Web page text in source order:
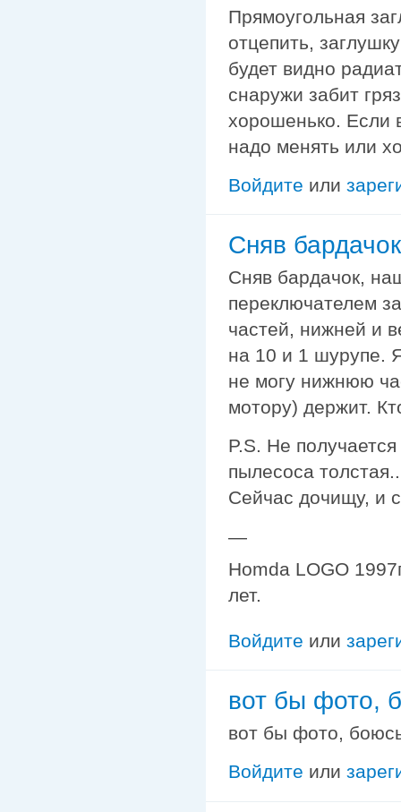
Прямоугольная
отцепить,
будет видно
снаружи забит
хорошенько. Если
надо менять или
Войдите или
Сняв
Сняв бардачок,
переключателем
частей, нижней и
на 10 и 1 шурупе.
не могу нижнюю
мотору) держит.
P.S. Не
пылесоса
Сейчас дочищу, и
—
Homda LOGO
лет.
Войдите или
вот бы фото,
вот бы фото,
Войдите или